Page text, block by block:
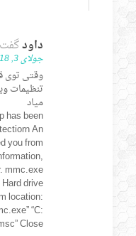
داود
جولای 3, 2018 در 20:15
تنظیمات
میاد
has been
An
you from
mmc.exe
drive
location:
“C:
Close